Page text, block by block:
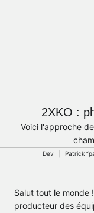
2XKO :
Voici l'approche
Dev Patrick
Salut tout le monde
producteur des